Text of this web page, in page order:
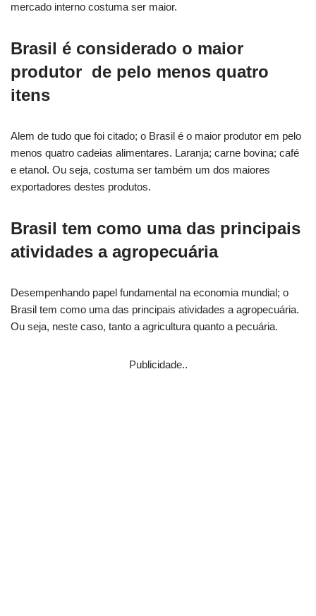
mercado interno costuma ser maior.
Brasil é considerado o maior
produtor de pelo menos quatro
itens
Alem de tudo que foi citado; o Brasil é o maior produtor em pelo
menos quatro cadeias alimentares. Laranja; carne bovina; café
e etanol. Ou seja, costuma ser também um dos maiores
exportadores destes produtos.
Brasil tem como uma das principais
atividades a agropecuária
Desempenhando papel fundamental na economia mundial; o
Brasil tem como uma das principais atividades a agropecuária.
Ou seja, neste caso, tanto a agricultura quanto a pecuária.
Publicidade..